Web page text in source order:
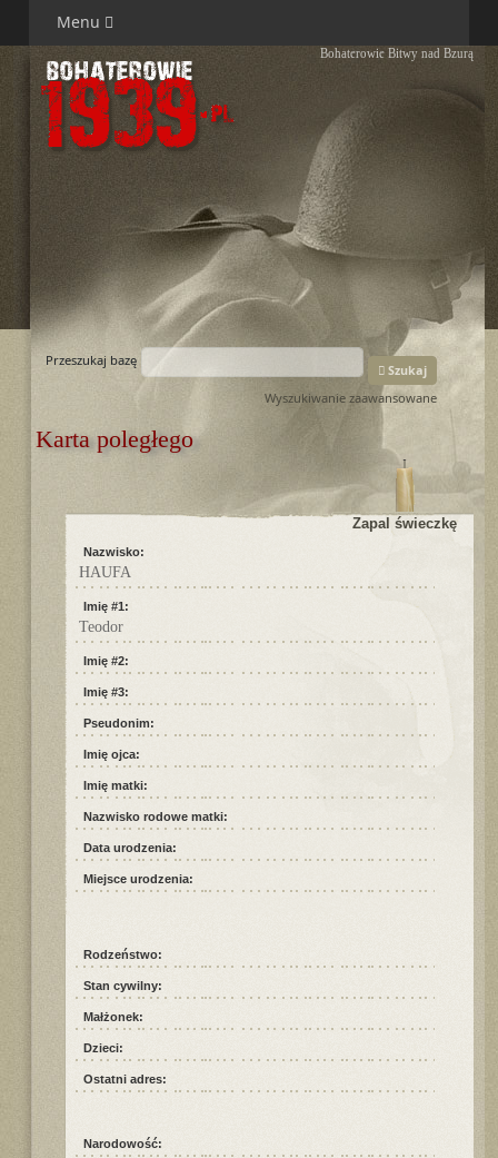
Menu
Bohaterowie Bitwy nad Bzurą
Przeszukaj bazę
Szukaj
Wyszukiwanie zaawansowane
Karta poległego
Zapal świeczkę
Nazwisko:
HAUFA
Imię #1:
Teodor
Imię #2:
Imię #3:
Pseudonim:
Imię ojca:
Imię matki:
Nazwisko rodowe matki:
Data urodzenia:
Miejsce urodzenia:
Rodzeństwo:
Stan cywilny:
Małżonek:
Dzieci:
Ostatni adres:
Narodowość: